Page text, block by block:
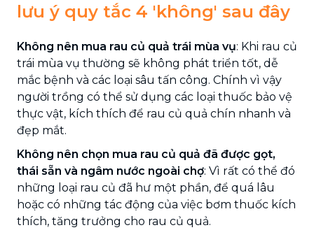
lưu ý quy tắc 4 'không' sau đây
Không nên mua rau củ quả trái mùa vụ: Khi rau củ
trái mùa vụ thường sẽ không phát triển tốt, dễ
mắc bệnh và các loại sâu tấn công. Chính vì vậy
người trồng có thể sử dụng các loại thuốc bảo vệ
thực vật, kích thích để rau củ quả chín nhanh và
đẹp mắt.
Không nên chọn mua rau củ quả đã được gọt,
thái sẵn và ngâm nước ngoài chợ: Vì rất có thể đó
những loại rau củ đã hư một phần, để quá lâu
hoặc có những tác động của việc bơm thuốc kích
thích, tăng trưởng cho rau củ quả.